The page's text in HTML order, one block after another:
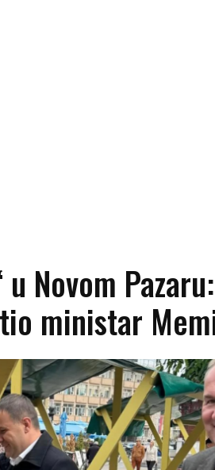
Novom Pazaru:
ministar